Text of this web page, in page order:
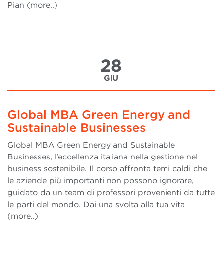
Pian (more..)
28
GIU
Global MBA Green Energy and
Sustainable Businesses
Global MBA Green Energy and Sustainable
Businesses, l’eccellenza italiana nella gestione nel
business sostenibile. Il corso affronta temi caldi che
le aziende più importanti non possono ignorare,
guidato da un team di professori provenienti da tutte
le parti del mondo. Dai una svolta alla tua vita
(more..)